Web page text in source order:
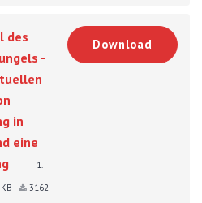
des
-
in
eine
1.
3162
Download